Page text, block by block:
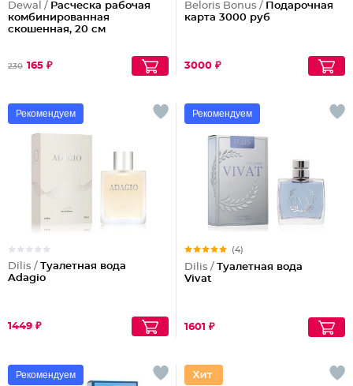
Dewal / Расческа рабочая
комбинированная
скошенная, 20 см
230 165 ₽
Beloris Bonus / Подарочная
карта 3000 руб
3000 ₽
Рекомендуем
Dilis / Туалетная вода
Adagio
1449 ₽
Рекомендуем
(4)
Dilis / Туалетная вода
Vivat
1601 ₽
Рекомендуем